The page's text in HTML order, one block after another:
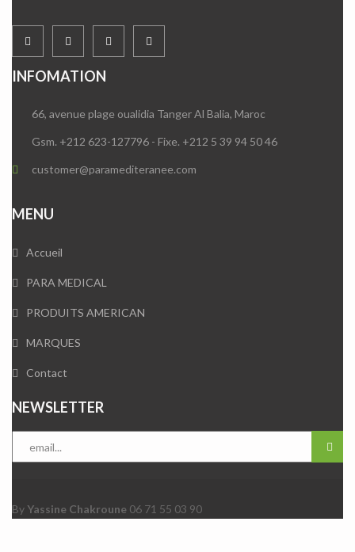
INFOMATION
66, avenue plage oualidia Tanger Al Balia, Maroc
Gsm. +212 623-127796 - Fixe. +212 5 39 94 50 46
customer@paramediteranee.com
MENU
Accueil
PARA MEDICAL
PRODUITS AMERICAN
MARQUES
Contact
NEWSLETTER
By Yassine Chakroune 06 71 55 03 90